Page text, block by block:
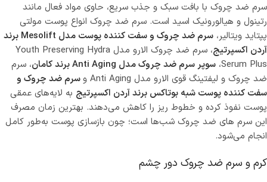
سرم ضد چروک با بافت سبک و جذب سریع، حاوی مواد فعال مانند
رتینول و هیالورونیک اسید است. سرم ضد چروک انواع پوست مولتی
پپتاید ویتالیر،
سرم ضد چروک و سفت کننده پوست مدل Mesolift برند
آردن اکسپرتیج
، سرم ضد چروک الارو مدل Youth Preserving Hydra
Serum Plus، سوپر سرم ضد چروک مدل Anti Aging برند کامان
، سرم
ضد چروک و لیفتینگ قوی الارو مدل Anti Aging و
سرم ضد چروک و
سفت کننده پوست شبه بوتاکس برند آردن اکسپرتیج به لایه‌های عمقی
پوست نفوذ کرده و خطوط ریز را کاهش می‌دهند. بهترین زمان مصرف
این سرم های ضد چروک شب‌ها است؛ چون بازسازی پوست به‌طور کامل
انجام می‌شود.
کرم و سرم ضد چروک دور چشم